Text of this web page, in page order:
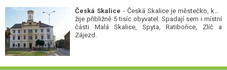
Česká Skalice - Česká Skalice je městečko, kde
žije přibližně 5 tisíc obyvatel. Spadají sem i místní
části Malá Skalice, Spyta, Ratibořice, Zlíč a
Zájezd.